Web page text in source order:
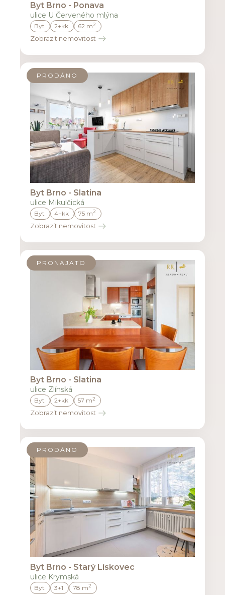
Byt Brno - Ponava
ulice U Červeného mlýna
Byt 2+kk 62 m2
Zobrazit nemovitost
PRODÁNO
Byt Brno - Slatina
ulice Mikulčická
Byt 4+kk 75 m2
Zobrazit nemovitost
PRONAJATO
Byt Brno - Slatina
ulice Zlínská
Byt 2+kk 57 m2
Zobrazit nemovitost
PRODÁNO
Byt Brno - Starý Lískovec
ulice Krymská
Byt 3+1 78 m2